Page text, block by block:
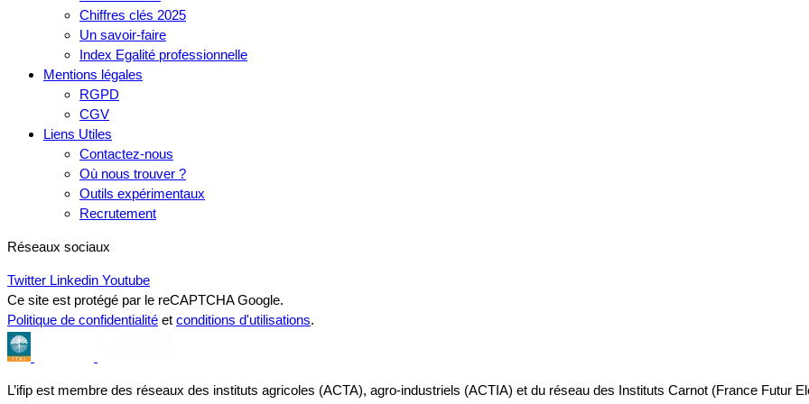
Chiffres clés 2025
Un savoir-faire
Index Egalité professionnelle
Mentions légales
RGPD
CGV
Liens Utiles
Contactez-nous
Où nous trouver ?
Outils expérimentaux
Recrutement
Réseaux sociaux
Twitter Linkedin Youtube
Ce site est protégé par le reCAPTCHA Google.
Politique de confidentialité et conditions d'utilisations.
L’ifip est membre des réseaux des instituts agricoles (ACTA), agro-industriels (ACTIA) et du réseau des Instituts Carnot (France Futur